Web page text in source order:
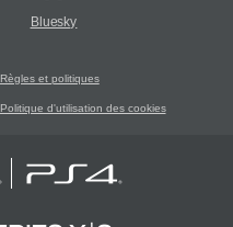
Bluesky
Règles et politiques
Politique d'utilisation des cookies